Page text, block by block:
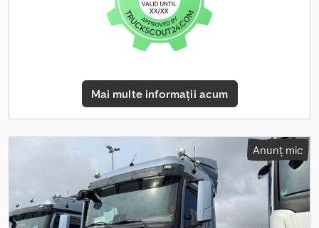
Capacitate de încărcare 7.000 kg kilometraj 240.000 km
suspensie pneumatică aer condiționat Frigider Lamberet
(FRC/ATP) dimensiuni interioare ale compartimentului frigorific:
lungime 700 cm lățime 247 cm înălțime 236 cm Depozitorul
generator diesel-electric silențios Posibilitate de montare lift
hidraulic. Autovehiculul a fost achiziționat și revizuit la
reprezentanță Mercedes. 100% fără accidente, 1 proprietar de
Mai multe informații acum
Anunț mic